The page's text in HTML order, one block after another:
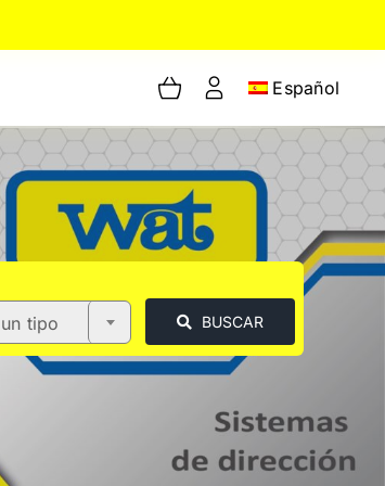
Español
tipo BUSCAR